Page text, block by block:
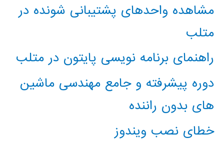
مشاهده واحدهای پشتیبانی شونده در
متلب
راهنمای برنامه نویسی پایتون در متلب
دوره پیشرفته و جامع مهندسی ماشین
های بدون راننده
خطای نصب ویندوز